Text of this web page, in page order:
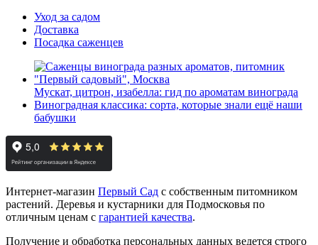
Уход за садом
Доставка
Посадка саженцев
Мускат, цитрон, изабелла: гид по ароматам винограда
Виноградная классика: сорта, которые знали ещё наши
бабушки
Интернет-магазин Первый Сад с собственным питомником
растений. Деревья и кустарники для Подмосковья по
отличным ценам с гарантией качества.
Получение и обработка персональных данных ведется строго